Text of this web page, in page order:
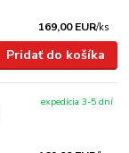
169,00 EUR/ks
Pridať do košíka
expedícia 3-5 dní